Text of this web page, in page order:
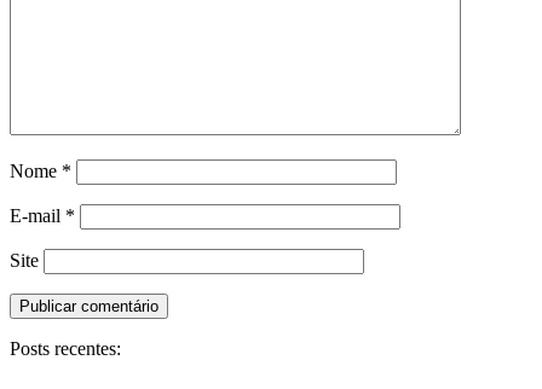
Nome *
E-mail *
Site
Posts recentes: